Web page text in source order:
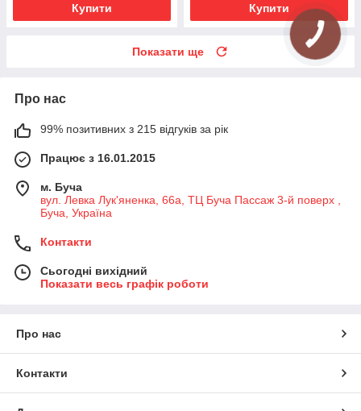
Купити Купити
Показати ще
Про нас
99% позитивних з 215 відгуків за рік
Працює з 16.01.2015
м. Буча
вул. Левка Лук'яненка, 66а, ТЦ Буча Пассаж 3-й поверх ,
Буча, Україна
Контакти
Сьогодні вихідний
Показати весь графік роботи
Про нас
Контакти